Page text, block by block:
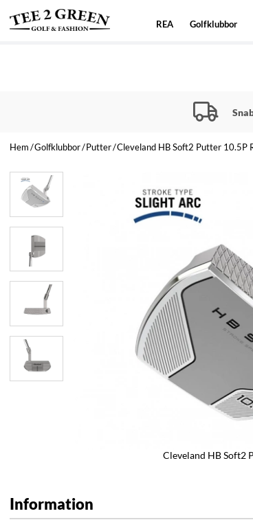
REA Golfklubbor
Hem Golfklubbor Putter Cleveland HB Soft2 Putter 10.5P
Cleveland HB Soft2
Information